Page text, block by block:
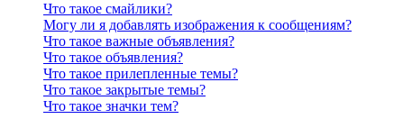
Что такое смайлики?
Могу ли я добавлять изображения к сообщениям?
Что такое важные объявления?
Что такое объявления?
Что такое прилепленные темы?
Что такое закрытые темы?
Что такое значки тем?